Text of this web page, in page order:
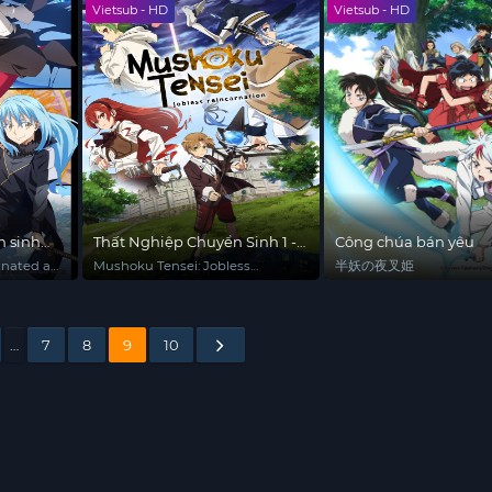
Knight in Another World
sinh
as
Vietsub - HD
Thất Nghiệp Chuyển Sinh 1 -
Part 1
Mushoku Tensei: Jobless
Vietsub - HD
Công chúa bán yêu
半妖の夜叉姫
7 8 9 10